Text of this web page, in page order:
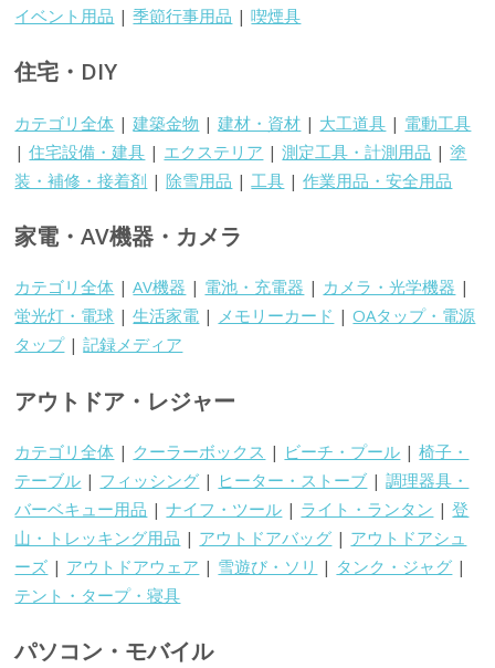
イベント用品 |季節行事用品 |喫煙具
住宅・DIY
カテゴリ全体 |建築金物 |建材・資材 | 大工道具 | 電動工具
|住宅設備・建具 | エクステリア |測定工具・計測用品 |塗
装・補修・接着剤 |除雪用品 | 工具 |作業用品・安全用品
家電・AV機器・カメラ
カテゴリ全体 |AV機器 | 電池・充電器 | カメラ・光学機器 |
蛍光灯・電球 |生活家電 | メモリーカード |OAタップ・電源
タップ|記録メディア
アウトドア・レジャー
カテゴリ全体 | クーラーボックス | ビーチ・プール |椅子・
テーブル | フィッシング | ヒーター・ストーブ |調理器具・
バーベキュー用品 |ナイフ・ツール | ライト・ランタン |登
山・トレッキング用品 | アウトドアバッグ | アウトドアシュ
ーズ | アウトドアウェア | 雪遊び・ソリ | タンク・ジャグ |
テント・タープ・寝具
パソコン・モバイル